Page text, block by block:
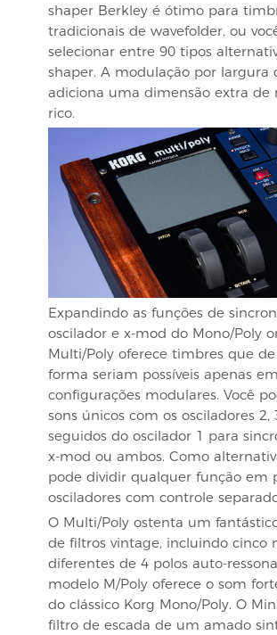
shaper Berkley é ótimo para
tradicionais de wavefolder, ou
selecionar entre 90 tipos
shaper. A modulação por largura
adiciona uma dimensão extra de
rico.
Expandindo as funções de
oscilador e x-mod do Mono/Poly
Multi/Poly oferece timbres que
forma seriam possíveis apenas
configurações modulares. Você
sons únicos com os osciladores 2,
seguidos do oscilador 1 para
x-mod ou ambos. Como
pode dividir qualquer função em
osciladores com controle
O Multi/Poly ostenta um
de filtros vintage, incluindo cinco
diferentes de 4 polos auto-
modelo M/Poly oferece o som
do clássico Korg Mono/Poly. O
filtro de escada de um amado